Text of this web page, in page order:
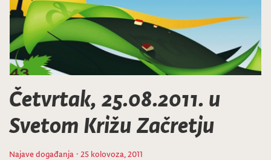
Četvrtak, 25.08.2011. u
Svetom Križu Začretju
Najave događanja · 25 kolovoza, 2011